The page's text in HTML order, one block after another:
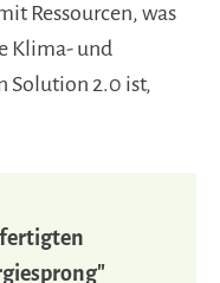
Ressourcen, was
Klima- und
Solution 2.0 ist,